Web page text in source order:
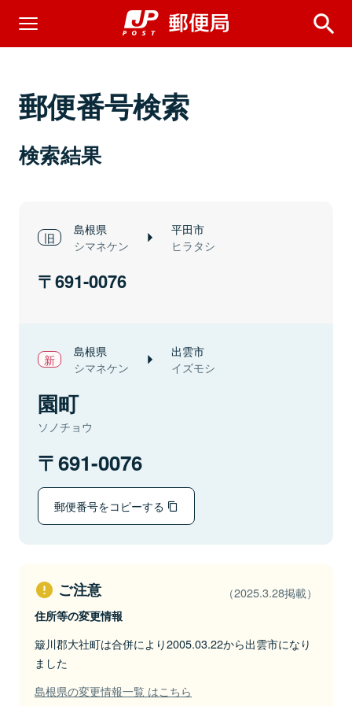
郵便番号検索
検索結果
島根県
シマネケン
平田市
ヒラタシ
691-0076
島根県
シマネケン
出雲市
イズモシ
園町
ソノチョウ
691-0076
郵便番号をコピーする
ご注意 （2025.3.28掲載）
住所等の変更情報
簸川郡大社町は合併により2005.03.22から出雲市になり
ました
島根県の変更情報一覧 はこちら